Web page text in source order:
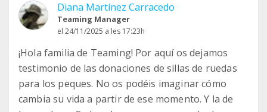
Diana Martínez Carracedo
Teaming Manager
el 24/11/2025 a les 17:23h
¡Hola familia de Teaming! Por aquí os dejamos
testimonio de las donaciones de sillas de ruedas
para los peques. No os podéis imaginar cómo
cambia su vida a partir de ese momento. Y la de